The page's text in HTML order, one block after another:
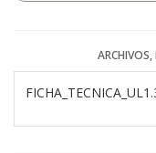
ARCHIVOS,